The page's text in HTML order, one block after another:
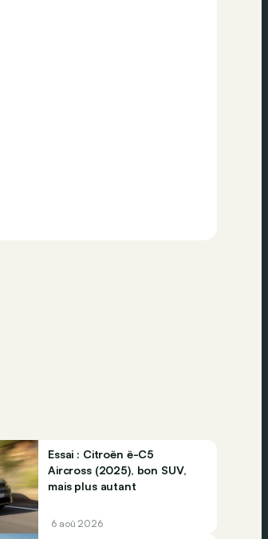
Essai : Citroën ë-C5
Aircross (2025), bon SUV,
mais plus autant
6 aoû 2026